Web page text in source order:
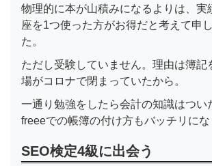
物理的に本が山積みになるよりは、実
座を1つ使った方がお得だと考えて申
た。
ただし受験していません。理由は簿記
場がコロナで閉まっていたから。
一通り勉強をしたら会計の知識はつい
freeeでの帳簿の付け方もバッチリにな
SEO検定4級に出会う